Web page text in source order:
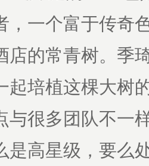
，一个富于传奇
店的常青树。季
起培植这棵大树
与很多团队不一
是高星级，要么